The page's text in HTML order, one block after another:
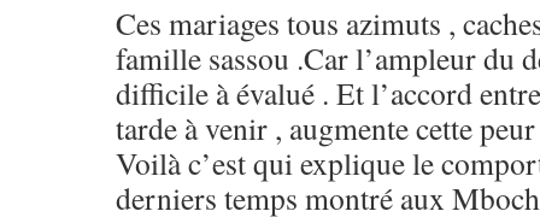
Ces mariages tous azimuts ,
famille sassou .Car l’ampleur du
difficile à évalué . Et l’accord
tarde à venir , augmente cette
Voilà c’est qui explique le
derniers temps montré aux